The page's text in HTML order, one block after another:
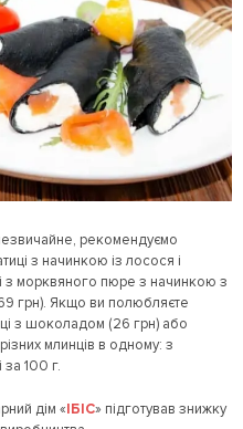
рекомендуємо
з начинкою із лосося і
з морквяного пюре з начинкою з
грн). Якщо ви полюбляєте
з шоколадом (26 грн) або
млинців в одному: з
100 г.
дім «ІБІС» підготував знижку